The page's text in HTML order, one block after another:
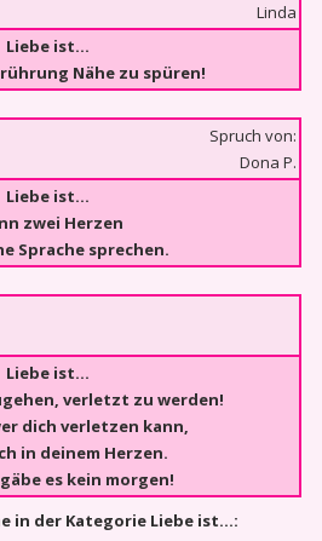
Linda
Liebe ist...
Nähe zu spüren!
Spruch von:
Dona P.
Liebe ist…
zwei Herzen
Sprache sprechen.
Liebe ist...
verletzt zu werden!
dich verletzen kann,
in deinem Herzen.
es kein morgen!
in der Kategorie Liebe ist...: